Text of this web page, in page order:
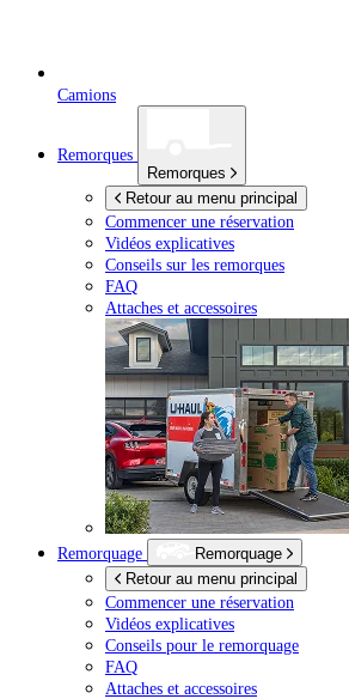
Camions
Remorques
Remorques
Retour au menu principal
Commencer une réservation
Vidéos explicatives
Conseils sur les remorques
FAQ
Attaches et accessoires
Remorquage
Remorquage
Retour au menu principal
Commencer une réservation
Vidéos explicatives
Conseils pour le remorquage
FAQ
Attaches et accessoires